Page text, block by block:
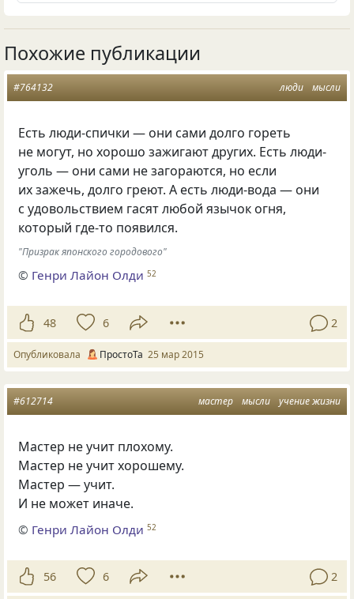
Похожие публикации
люди мысли
#764132
Есть люди-спички — они сами долго гореть
не могут, но хорошо зажигают других. Есть люди-
уголь — они сами не загораются, но если
их зажечь, долго греют. А есть люди-вода — они
с удовольствием гасят любой язычок огня,
который где-то появился.
"Призрак японского городового"
© Генри Лайон Олди 52
48 6 2
Опубликовала ПростоТа 25 мар 2015
мастер мысли учение жизни
#612714
Мастер не учит плохому.
Мастер не учит хорошему.
Мастер — учит.
И не может иначе.
© Генри Лайон Олди 52
56 6 2